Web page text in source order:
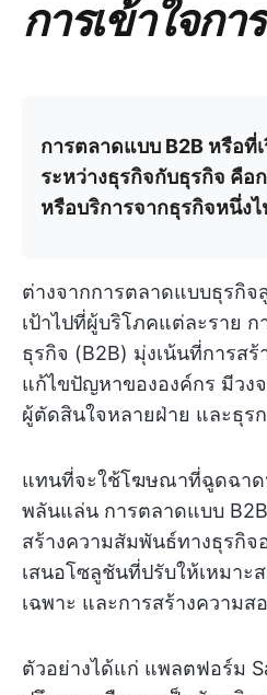
การเข้าใจก
การตลาดแบบ B2B หรือที่
ระหว่างธุรกิจกับธุรกิจ คื
หรือบริการจากธุรกิจหนึ่ง
ต่างจากการตลาดแบบธุรกิจ
เป้าไปที่ผู้บริโภคแต่ละราย
ธุรกิจ (B2B) มุ่งเน้นที่การส
แก้ไขปัญหาขององค์กร มีวง
ผู้ตัดสินใจหลายฝ่าย และธุร
แทนที่จะใช้โฆษณาที่ฉูดฉา
พลันแล่น การตลาดแบบ
สร้างความสัมพันธ์ทางธุรกิจ
เสนอโซลูชันที่ปรับให้เหมาะ
เฉพาะ และการสร้างความส
ตัวอย่างได้แก่ แพลตฟอร์ม